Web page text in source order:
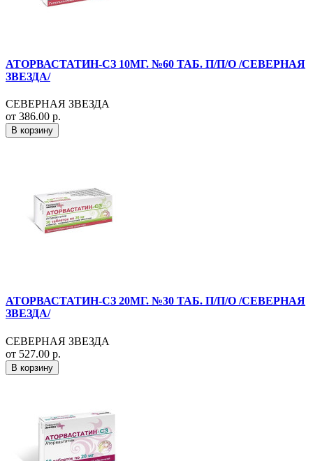
АТОРВАСТАТИН-СЗ 10МГ. №60 ТАБ. П/П/О /СЕВЕРНАЯ
ЗВЕЗДА/
СЕВЕРНАЯ ЗВЕЗДА
от 386.00 р.
В корзину
АТОРВАСТАТИН-СЗ 20МГ. №30 ТАБ. П/П/О /СЕВЕРНАЯ
ЗВЕЗДА/
СЕВЕРНАЯ ЗВЕЗДА
от 527.00 р.
В корзину